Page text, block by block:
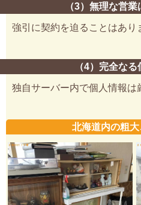
（3）無理な営
強引に契約を迫ることはあり
（4）完全な
独自サーバー内で個人情報は
北海道内の粗